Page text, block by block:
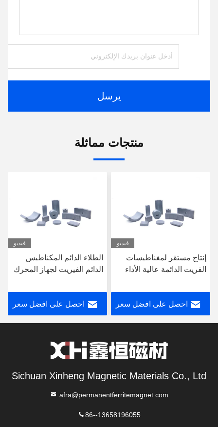
يرسل
منتجات مماثلة
فيديو
إنتاج مستقر لمغناطيسات
الفريت الدائمة عالية الأداء
الدراجات النارية
احصل على افضل سعر
فيديو
الطلاء الدائم المكناطيس
الدائم الفيريت لجهاز المحرك
255mm × 75mm حجم
الحزمةاحصل على افضل سعر
Sichuan Xinheng Magnetic Materials Co., Ltd
afra@permanentferritemagnet.com
86--13658196055